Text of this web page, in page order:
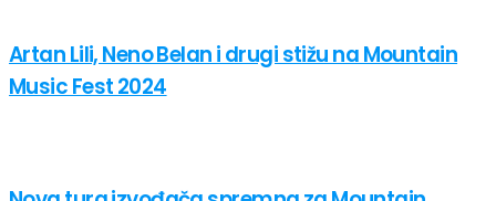
Artan Lili, Neno Belan i drugi stižu na Mountain
Music Fest 2024